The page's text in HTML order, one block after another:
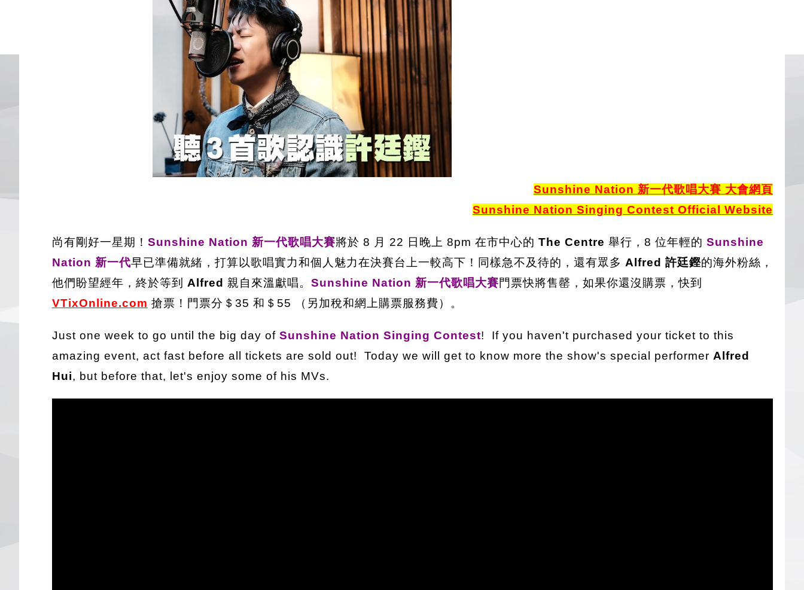
Sunshine Nation 新一代歌唱大賽 大會網頁
Sunshine Nation Singing Contest Official Website
尚有剛好一星期！ Sunshine Nation 新一代歌唱大賽將於 8 月 22 日晚上 8pm 在市中心的 The Centre 舉行，8 位年輕的 Sunshine
Nation 新一代早已準備就緒，打算以歌唱實力和個人魅力在決賽台上一較高下！同樣急不及待的，還有眾多 Alfred 許廷鏗的海外粉絲，
他們盼望經年，終於等到 Alfred 親自來溫獻唱。 Sunshine Nation 新一代歌唱大賽門票快將售罄，如果你還沒購票，快到
VTixOnline.com 搶票！門票分＄35 和＄55 （另加稅和網上購票服務費）。
Just one week to go until the big day of Sunshine Nation Singing Contest! If you haven't purchased your ticket to this
amazing event, act fast before all tickets are sold out! Today we will get to know more the show's special performer Alfred
Hui, but before that, let's enjoy some of his MVs.